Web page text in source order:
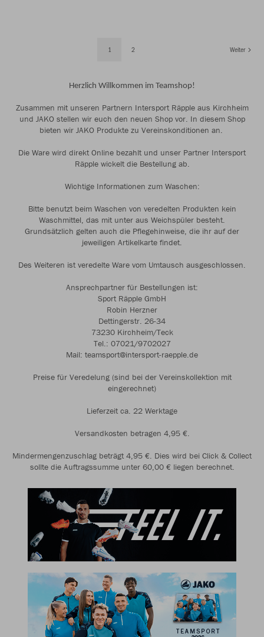
1 2 Weiter
Herzlich Willkommen im Teamshop!
Zusammen mit unseren Partnern Intersport Räpple aus Kirchheim
und JAKO stellen wir euch den neuen Shop vor. In diesem Shop
bieten wir JAKO Produkte zu Vereinskonditionen an.
Die Ware wird direkt Online bezahlt und unser Partner Intersport
Räpple wickelt die Bestellung ab.
Wichtige Informationen zum Waschen:
Bitte benutzt beim Waschen von veredelten Produkten kein
Waschmittel, das mit unter aus Weichspüler besteht.
Grundsätzlich gelten auch die Pflegehinweise, die ihr auf der
jeweiligen Artikelkarte findet.
Des Weiteren ist veredelte Ware vom Umtausch ausgeschlossen.
Ansprechpartner für Bestellungen ist:
Sport Räpple GmbH
Robin Herzner
Dettingerstr. 26-34
73230 Kirchheim/Teck
Tel.: 07021/9702027
Mail: teamsport@intersport-raepple.de
Preise für Veredelung (sind bei der Vereinskollektion mit
eingerechnet)
Lieferzeit ca. 22 Werktage
Versandkosten betragen 4,95 €.
Mindermengenzuschlag beträgt 4,95 €. Dies wird bei Click & Collect
sollte die Auftragssumme unter 60,00 € liegen berechnet.